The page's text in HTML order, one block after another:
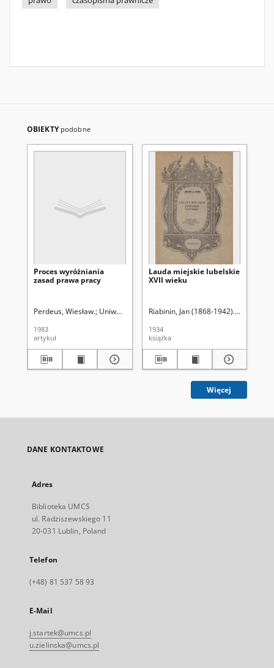
OBIEKTY podobne
Proces wyróżniania
zasad prawa pracy
Perdeus, Wiesław. Uniwersytet Marii Curie-Skłodowskiej (Lublin).
1983
artykuł
Lauda miejskie lubelskie
XVII wieku
Riabinin, Jan (1868-1942). Wyd.
1934
książka
Więcej
DANE KONTAKTOWE
Adres
Biblioteka UMCS
ul. Radziszewskiego 11
20-031 Lublin, Poland
Telefon
(+48) 81 537 58 93
E-Mail
j.startek@umcs.pl
u.zielinska@umcs.pl